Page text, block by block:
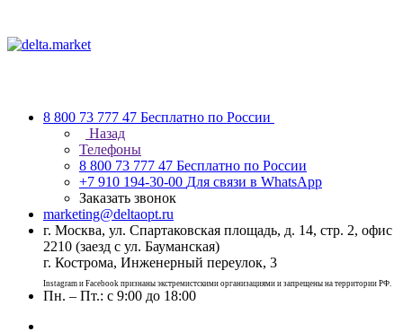
8 800 73 777 47 Бесплатно по России
Назад
Телефоны
8 800 73 777 47 Бесплатно по России
+7 910 194-30-00 Для связи в WhatsApp
Заказать звонок
marketing@deltaopt.ru
г. Москва, ул. Спартаковская площадь, д. 14, стр. 2, офис
2210 (заезд с ул. Бауманская)
г. Кострома, Инженерный переулок, 3
Instagram и Facebook признаны экстремистскими организациями и запрещены на территории РФ.
Пн. – Пт.: с 9:00 до 18:00